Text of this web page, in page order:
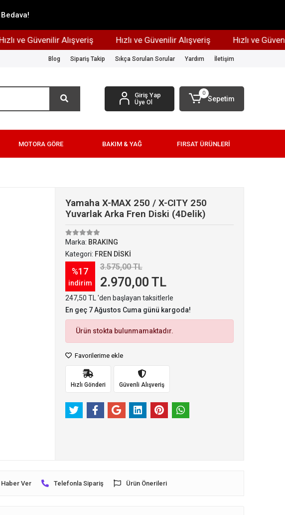
ve Güvenilir Alışveriş Hızlı ve Güvenilir Alışveriş Hızlı ve
Blog Sipariş Takip Sıkça Sorulan Sorular Yardım İletişim
Giriş Yap
Üye Ol
0
Sepetim
MOTORA GÖRE BAKIM & YAĞ FIRSAT ÜRÜNLERİ
Yamaha X-MAX 250 / X-CITY 250
Yuvarlak Arka Fren Diski (4Delik)
Marka: BRAKING
Kategori: FREN DİSKİ
%17
indirim
3.575,00 TL
2.970,00 TL
247,50 TL 'den başlayan taksitlerle
En geç 7 Ağustos Cuma günü kargoda!
Ürün stokta bulunmamaktadır.
Favorilerime ekle
Hızlı Gönderi Güvenli Alışveriş
Ver Telefonla Sipariş Ürün Önerileri